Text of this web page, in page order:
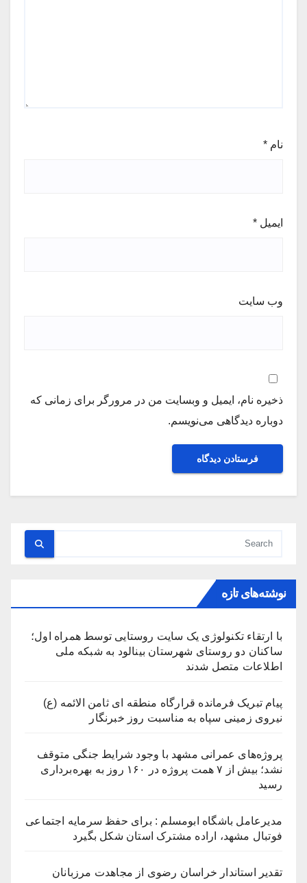
نام *
ایمیل *
وب‌ سایت
ذخیره نام، ایمیل و وبسایت من در مرورگر برای زمانی که
دوباره دیدگاهی می‌نویسم.
نوشته‌های تازه
با ارتقاء تکنولوژی یک سایت روستایی توسط همراه اول؛
ساکنان دو روستای شهرستان بینالود به شبکه ملی
اطلاعات متصل شدند
پیام تبریک فرمانده قرارگاه منطقه ای ثامن الائمه (ع)
نیروی زمینی سپاه به مناسبت روز خبرنگار
پروژه‌های عمرانی مشهد با وجود شرایط جنگی متوقف
نشد؛ بیش از ۷ همت پروژه در ۱۶۰ روز به بهره‌برداری
رسید
مدیرعامل باشگاه ابومسلم : برای حفظ سرمایه اجتماعی
فوتبال مشهد، اراده مشترک استان شکل بگیرد
تقدیر استاندار خراسان رضوی از مجاهدت مرزبانان